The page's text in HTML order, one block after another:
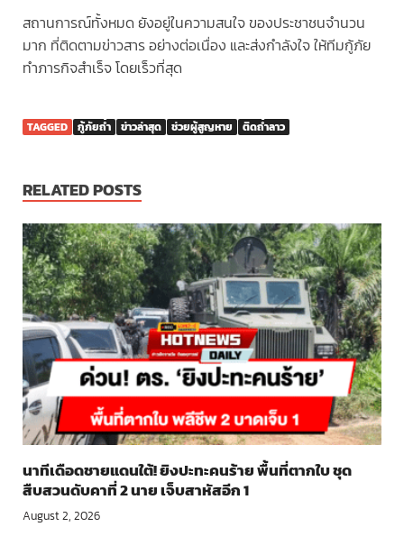
สถานการณ์ทั้งหมด ยังอยู่ในความสนใจ ของประชาชนจำนวน
มาก ที่ติดตามข่าวสาร อย่างต่อเนื่อง และส่งกำลังใจ ให้ทีมกู้ภัย
ทำภารกิจสำเร็จ โดยเร็วที่สุด
TAGGED กู้ภัยถ้ำ ข่าวล่าสุด ช่วยผู้สูญหาย ติดถ้ำลาว
RELATED POSTS
นาทีเดือดชายแดนใต้! ยิงปะทะคนร้าย พื้นที่ตากใบ ชุด
สืบสวนดับคาที่ 2 นาย เจ็บสาหัสอีก 1
August 2, 2026